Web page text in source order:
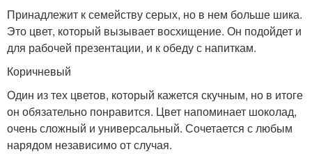
Принадлежит к семейству серых, но в нем больше шика.
Это цвет, который вызывает восхищение. Он подойдет и
для рабочей презентации, и к обеду с напиткам.
Коричневый
Один из тех цветов, который кажется скучным, но в итоге
он обязательно понравится. Цвет напоминает шоколад,
очень сложный и универсальный. Сочетается с любым
нарядом независимо от случая.